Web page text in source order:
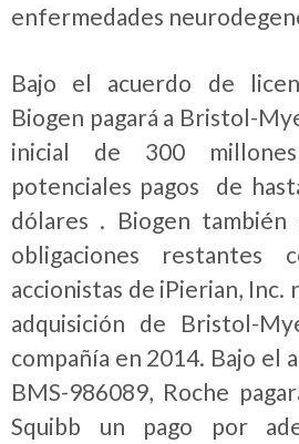
enfermedades
Bajo el acuerdo de
Biogen pagará a Bristol-
inicial de 300
potenciales pagos de
dólares . Biogen también
obligaciones restantes
accionistas de iPierian, Inc.
adquisición de Bristol-
compañía en 2014. Bajo el
BMS-986089, Roche
Squibb un pago por